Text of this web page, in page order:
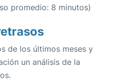
promedio: 8 minutos)
de los últimos meses y
un análisis de la